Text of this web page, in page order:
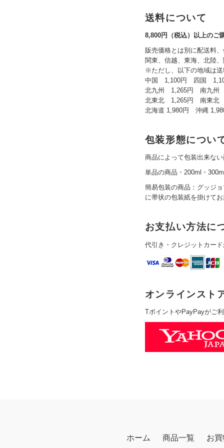
送料について
8,800円（税込）以上のご
販売価格とは別に配送料
関東、信越、東海、北陸
※ただし、以下の地域は送
中国 1,100円 四国
北九州 1,265円 南九州
北東北 1,265円 南東北
北海道 1,980円 沖縄
包装形態につい
商品によって包装出来ない
単品の商品・200ml・300ml
簡易包装の商品：グッジ
に帯状の包装紙を掛けてお
お支払い方法に
代引き・クレジットカード
オンラインスト
TポイントやPayPayがご利
ホーム 商品一覧 お